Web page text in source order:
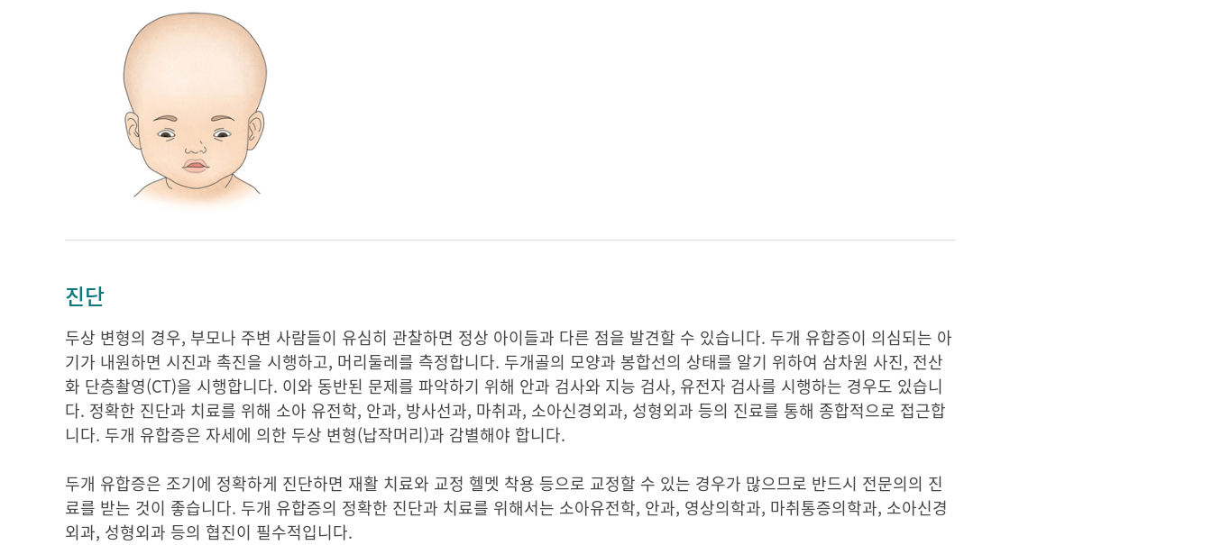
진단
두상 변형의 경우, 부모나 주변 사람들이 유심히 관찰하면 정상 아이들과 다른 점을 발견할 수 있습니다. 두개 유합증이 의심되는 아
기가 내원하면 시진과 촉진을 시행하고, 머리둘레를 측정합니다. 두개골의 모양과 봉합선의 상태를 알기 위하여 삼차원 사진, 전산
화 단층촬영(CT)을 시행합니다. 이와 동반된 문제를 파악하기 위해 안과 검사와 지능 검사, 유전자 검사를 시행하는 경우도 있습니
다. 정확한 진단과 치료를 위해 소아 유전학, 안과, 방사선과, 마취과, 소아신경외과, 성형외과 등의 진료를 통해 종합적으로 접근합
니다. 두개 유합증은 자세에 의한 두상 변형(납작머리)과 감별해야 합니다.
두개 유합증은 조기에 정확하게 진단하면 재활 치료와 교정 헬멧 착용 등으로 교정할 수 있는 경우가 많으므로 반드시 전문의의 진
료를 받는 것이 좋습니다. 두개 유합증의 정확한 진단과 치료를 위해서는 소아유전학, 안과, 영상의학과, 마취통증의학과, 소아신경
외과, 성형외과 등의 협진이 필수적입니다.